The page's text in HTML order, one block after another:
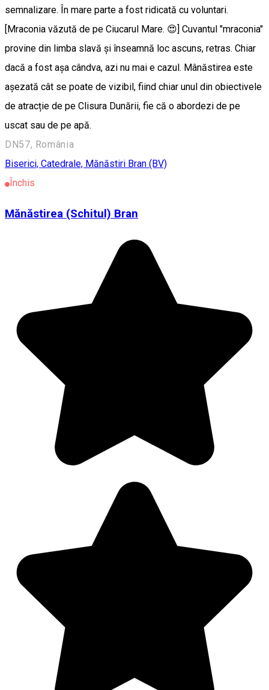
semnalizare. În mare parte a fost ridicată cu voluntari.
[Mraconia văzută de pe Ciucarul Mare. 😍] Cuvantul "mraconia"
provine din limba slavă și înseamnă loc ascuns, retras. Chiar
dacă a fost așa cândva, azi nu mai e cazul. Mânăstirea este
așezată cât se poate de vizibil, fiind chiar unul din obiectivele
de atracție de pe Clisura Dunării, fie că o abordezi de pe
uscat sau de pe apă.
DN57, România
Biserici, Catedrale, Mănăstiri Bran (BV)
Închis
Mănăstirea (Schitul) Bran